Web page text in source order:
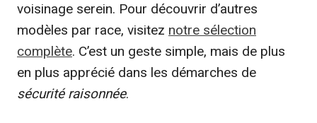
voisinage serein. Pour découvrir d’autres
modèles par race, visitez notre sélection
complète. C’est un geste simple, mais de plus
en plus apprécié dans les démarches de
sécurité raisonnée.